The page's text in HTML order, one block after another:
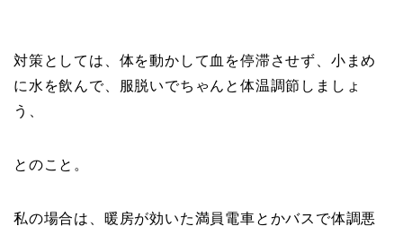
対策としては、体を動かして血を停滞させず、小まめ
に水を飲んで、服脱いでちゃんと体温調節しましょ
う、
とのこと。
私の場合は、暖房が効いた満員電車とかバスで体調悪